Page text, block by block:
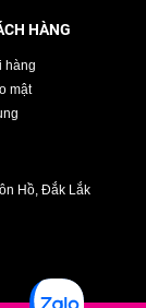
HÀNG
hàng
mật
Hồ, Đắk Lắk